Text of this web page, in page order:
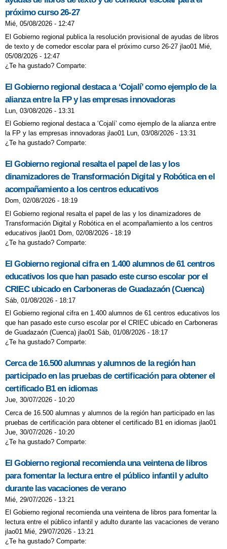
ACTIVIDADES CURSO 2023-24
ACTIVIDADES DEL TERCER
ADMISIÓN CURSO 2025-26.
ADMISIÓN CURSO 2026-2027
ADVENTRIX 3º Y 4º DE PRIMARIA
BANCO DE LIBROS
CARNAVAL 2019 CARNAVAL 2020
CARNAVAL 2022
CASTAÑADA DE OTOÑO
CELEBRAMOS EL DÍA DE LA PAZ
COLE
CELEBRANDO LA NAVIDAD
LESIONES MEDULARES
COCINAMOS EN FAMILIA
COMENZAMOS EL CURSO 2024-2025
CELEBRAMOS LA NAVIDAD
próximo curso 26-27
Mié, 05/08/2026 - 12:47
El Gobierno regional publica la resolución provisional de ayudas de libros
de texto y de comedor escolar para el próximo curso 26-27 jlao01 Mié,
05/08/2026 - 12:47
¿Te ha gustado? Comparte:
El Gobierno regional destaca a ‘Cojalí’ como ejemplo de la
alianza entre la FP y las empresas innovadoras
Lun, 03/08/2026 - 13:31
El Gobierno regional destaca a ‘Cojalí’ como ejemplo de la alianza entre
la FP y las empresas innovadoras jlao01 Lun, 03/08/2026 - 13:31
¿Te ha gustado? Comparte:
El Gobierno regional resalta el papel de las y los
dinamizadores de Transformación Digital y Robótica en el
acompañamiento a los centros educativos
Dom, 02/08/2026 - 18:19
El Gobierno regional resalta el papel de las y los dinamizadores de
Transformación Digital y Robótica en el acompañamiento a los centros
educativos jlao01 Dom, 02/08/2026 - 18:19
¿Te ha gustado? Comparte:
El Gobierno regional cifra en 1.400 alumnos de 61 centros
educativos los que han pasado este curso escolar por el
CRIEC ubicado en Carboneras de Guadazaón (Cuenca)
Sáb, 01/08/2026 - 18:17
El Gobierno regional cifra en 1.400 alumnos de 61 centros educativos los
que han pasado este curso escolar por el CRIEC ubicado en Carboneras
de Guadazaón (Cuenca) jlao01 Sáb, 01/08/2026 - 18:17
¿Te ha gustado? Comparte:
Cerca de 16.500 alumnas y alumnos de la región han
participado en las pruebas de certificación para obtener el
certificado B1 en idiomas
Jue, 30/07/2026 - 10:20
Cerca de 16.500 alumnas y alumnos de la región han participado en las
pruebas de certificación para obtener el certificado B1 en idiomas jlao01
Jue, 30/07/2026 - 10:20
¿Te ha gustado? Comparte:
El Gobierno regional recomienda una veintena de libros
para fomentar la lectura entre el público infantil y adulto
durante las vacaciones de verano
Mié, 29/07/2026 - 13:21
El Gobierno regional recomienda una veintena de libros para fomentar la
lectura entre el público infantil y adulto durante las vacaciones de verano
jlao01 Mié, 29/07/2026 - 13:21
¿Te ha gustado? Comparte: